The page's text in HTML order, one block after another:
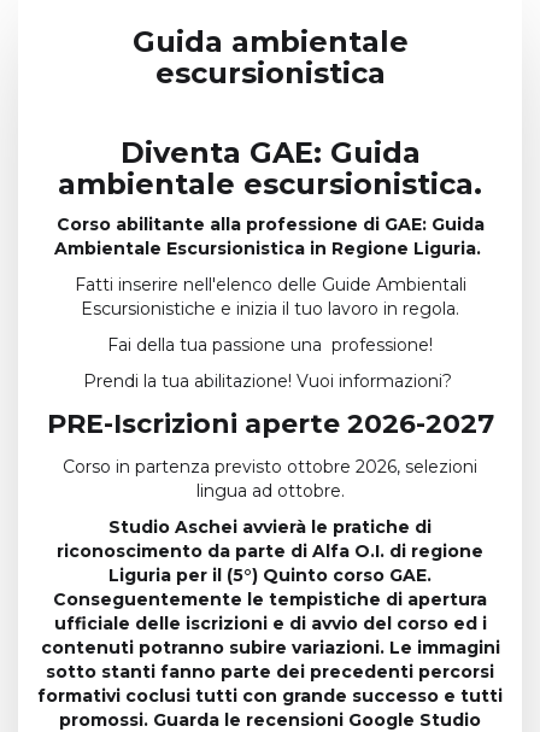
Guida ambientale
escursionistica
Diventa GAE: Guida
ambientale escursionistica.
Corso abilitante alla professione di GAE: Guida
Ambientale Escursionistica in Regione Liguria.
Fatti inserire nell'elenco delle Guide Ambientali
Escursionistiche e inizia il tuo lavoro in regola.
Fai della tua passione una professione!
Prendi la tua abilitazione! Vuoi informazioni?
PRE-Iscrizioni aperte 2026-2027
Corso in partenza previsto ottobre 2026, selezioni
lingua ad ottobre.
Studio Aschei avvierà le pratiche di
riconoscimento da parte di Alfa O.I. di regione
Liguria per il (5°) Quinto corso GAE.
Conseguentemente le tempistiche di apertura
ufficiale delle iscrizioni e di avvio del corso ed i
contenuti potranno subire variazioni. Le immagini
sotto stanti fanno parte dei precedenti percorsi
formativi coclusi tutti con grande successo e tutti
promossi. Guarda le recensioni Google Studio